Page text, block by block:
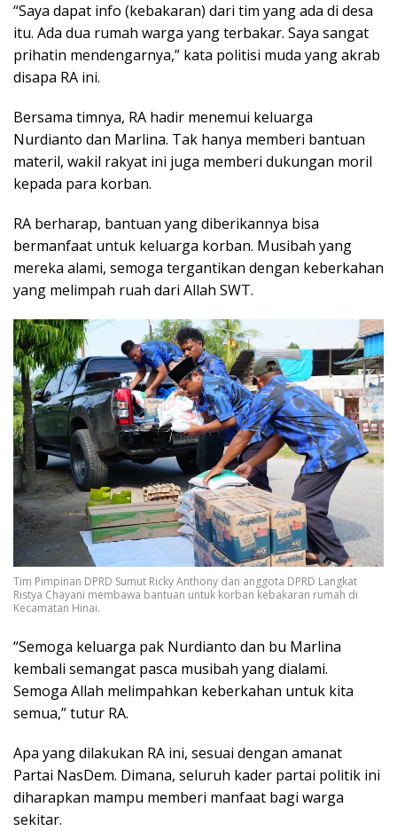
“Saya dapat info (kebakaran) dari tim yang ada di desa
itu. Ada dua rumah warga yang terbakar. Saya sangat
prihatin mendengarnya,” kata politisi muda yang akrab
disapa RA ini.
Bersama timnya, RA hadir menemui keluarga
Nurdianto dan Marlina. Tak hanya memberi bantuan
materil, wakil rakyat ini juga memberi dukungan moril
kepada para korban.
RA berharap, bantuan yang diberikannya bisa
bermanfaat untuk keluarga korban. Musibah yang
mereka alami, semoga tergantikan dengan keberkahan
yang melimpah ruah dari Allah SWT.
Tim Pimpinan DPRD Sumut Ricky Anthony dan anggota DPRD Langkat
Ristya Chayani membawa bantuan untuk korban kebakaran rumah di
Kecamatan Hinai.
“Semoga keluarga pak Nurdianto dan bu Marlina
kembali semangat pasca musibah yang dialami.
Semoga Allah melimpahkan keberkahan untuk kita
semua,” tutur RA.
Apa yang dilakukan RA ini, sesuai dengan amanat
Partai NasDem. Dimana, seluruh kader partai politik ini
diharapkan mampu memberi manfaat bagi warga
sekitar.